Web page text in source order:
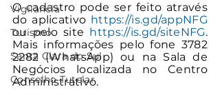
Vigilância
Turismo
Santa Clara do Sul
Conselho Tutelar
O cadastro pode ser feito através
do aplicativo https://is.gd/appNFG
ou pelo site https://is.gd/siteNFG.
Mais informações pelo fone 3782
2282 (WhatsApp) ou na Sala de
Negócios localizada no Centro
Administrativo.